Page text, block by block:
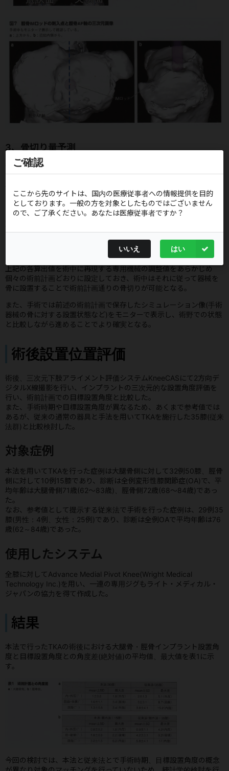
3、骨切り量予測
術中の参照とするために、大腿骨、脛骨の各部位の骨切除量を予測
する。
かじめ骨モデルに組み込んである大腿骨内・外側顆の最遠位点、同
じく最後方点、および脛骨内・外側関節面中心点の計6点を基準と
して、コンポーネントの対応する点からの距離が骨切除量として自
上記の各算出値を術中に再現する専用機械の調整値をあらかじめ
個々の術前計画どおりに設定しておき、術中はそれに従って器械を
骨に設置することで術前計画通りの骨切りが可能となる。
また、手術では前述の術前計画で保存したシミュレーション像(手術
器械の骨に対する設置状態など)をモニターで表示し、術野での状態
と比較しながら進めることでより確実となる。
術後設置位置評価
術後、三次元下肢アライメント評価システムKneeCASにて2方向デ
ジタルX線撮影を行い、インプラントの三次元的な設置角度評価を
行い、術前計画での目標設置角度と比較した。
また、手術時期や目標設置角度が異なるため、あくまで参考値では
あるが、従来の通常の器具と手法を用いてTKAを施行した35膝(従来
法群)と比較検討した。
対象症例
本法を用いてTKAを行った症例は大腿骨側に対して32例50膝、脛骨
側に対して10例15膝であり、診断は全例変形性膝関節症(OA)で、平
均年齢は大腿骨側71歳(62～83歳)、脛骨側72歳(68～84歳)であっ
た。
なお、参考値として提示する従来法で手術を行った症例は、29例35
膝(男性：4例、女性：25例)であり、診断は全例OAで平均年齢は76
歳(62～84歳)であった。
使用したシステム
全膝に対してAdvance Medial Pivot Knee(Wright Medical
Technology Inc.)を用い、一連の専用ジグもライト・メディカル・
ジャパンの協力を得て作成した。
結果
本法で行ったTKAの術後における大腿骨・脛骨インプラント設置角
度と目標設置角度との角度差(絶対値)の平均値、最大値を表1に示
す。
今回の検討では、本法と従来法とで手術時期、目標設置角度の概念
ご確認
ここから先のサイトは、国内の医療従事者への情報提供を目的
としております。一般の方を対象としたものではございません
ので、ご了承ください。あなたは医療従事者ですか？
いいえ はい